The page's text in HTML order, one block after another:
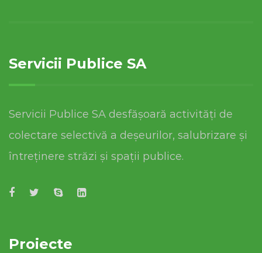
Servicii Publice SA
Servicii Publice SA desfășoară activități de
colectare selectivă a deșeurilor, salubrizare și
întreținere străzi și spații publice.
Proiecte